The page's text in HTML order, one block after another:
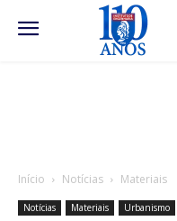
Início Notícias Materiais
Notícias Materiais Urbanismo